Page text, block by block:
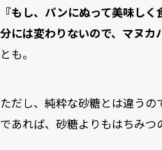
『もし、パンにぬって美味し
分には変わりないので、マヌカ
とも。
ただし、純粋な砂糖とは違う
であれば、砂糖よりもはちみつ